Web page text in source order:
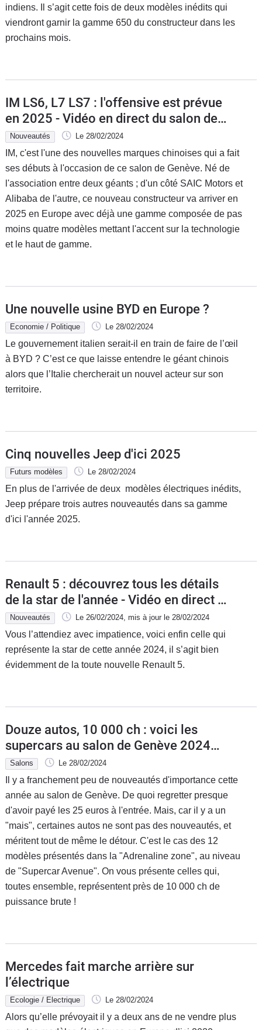
indiens. Il s’agit cette fois de deux modèles inédits qui
viendront garnir la gamme 650 du constructeur dans les
prochains mois.
IM LS6, L7 LS7 : l'offensive est prévue
en 2025 - Vidéo en direct du salon de
Genève 2024
Nouveautés Le 28/02/2024
IM, c'est l'une des nouvelles marques chinoises qui a fait
ses débuts à l'occasion de ce salon de Genève. Né de
l'association entre deux géants ; d'un côté SAIC Motors et
Alibaba de l'autre, ce nouveau constructeur va arriver en
2025 en Europe avec déjà une gamme composée de pas
moins quatre modèles mettant l'accent sur la technologie
et le haut de gamme.
Une nouvelle usine BYD en Europe ?
Economie / Politique Le 28/02/2024
Le gouvernement italien serait-il en train de faire de l’œil
à BYD ? C’est ce que laisse entendre le géant chinois
alors que l’Italie chercherait un nouvel acteur sur son
territoire.
Cinq nouvelles Jeep d'ici 2025
Futurs modèles Le 28/02/2024
En plus de l'arrivée de deux modèles électriques inédits,
Jeep prépare trois autres nouveautés dans sa gamme
d'ici l'année 2025.
Renault 5 : découvrez tous les détails
de la star de l'année - Vidéo en direct du
salon de Genève 2024
Nouveautés Le 26/02/2024, mis à jour le 28/02/2024
Vous l’attendiez avec impatience, voici enfin celle qui
représente la star de cette année 2024, il s’agit bien
évidemment de la toute nouvelle Renault 5.
Douze autos, 10 000 ch : voici les
supercars au salon de Genève 2024
(vidéo)
Salons Le 28/02/2024
Il y a franchement peu de nouveautés d'importance cette
année au salon de Genève. De quoi regretter presque
d'avoir payé les 25 euros à l'entrée. Mais, car il y a un
"mais", certaines autos ne sont pas des nouveautés, et
méritent tout de même le détour. C'est le cas des 12
modèles présentés dans la "Adrenaline zone", au niveau
de "Supercar Avenue". On vous présente celles qui,
toutes ensemble, représentent près de 10 000 ch de
puissance brute !
Mercedes fait marche arrière sur
l’électrique
Ecologie / Electrique Le 28/02/2024
Alors qu’elle prévoyait il y a deux ans de ne vendre plus